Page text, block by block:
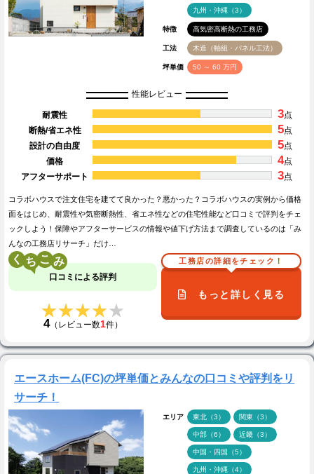
九州・沖縄（3）
特徴 高気密高断熱の工務店
工法 木造（軸組・パネル工法）
坪単価 50 ～ 60 万円
性能レビュー
耐震性 3点
断熱/省エネ性
5点
設計の自由度
5点
価格
4点
アフターサポート
3点
コラボハウスで注文住宅を建てて良かった？悪かった？コラボハウスの実例から価格
面をはじめ、耐震性や気密断熱性、省エネ性などの住宅性能など口コミで評判をチェ
ックしよう！保障やアフターサービスの情報や値下げ方法まで調査しているのは「み
んなの工務店リサーチ」だけ…
く こ
口コミによる評判
★★★★★
★★★★★
4（レビュー数1件）
工務店の詳細をチェック！
もっと詳しく見る
エースホーム(FC)の坪単価とみんなの口コミや評判をリ
サーチ！
エリア 東北（3） 関東（3）
中部（6） 近畿（3）
中国・四国（5）
九州・沖縄（4）